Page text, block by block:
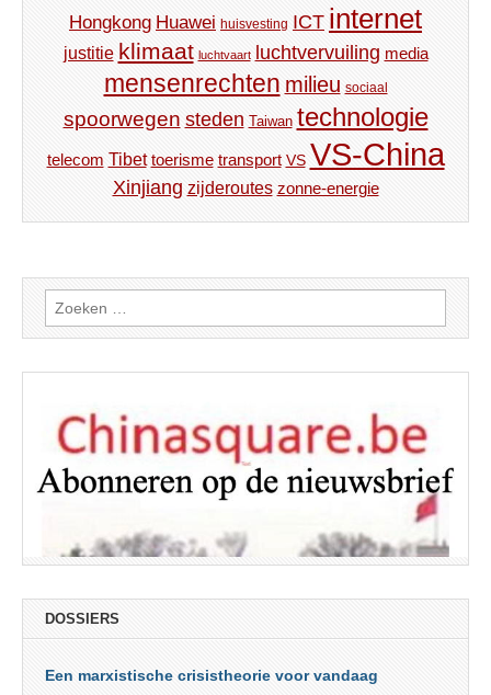
Hongkong Huawei huisvesting ICT internet
justitie klimaat luchtvaart luchtvervuiling media
mensenrechten milieu sociaal
spoorwegen steden Taiwan technologie
telecom Tibet toerisme transport VS VS-China
Xinjiang zijderoutes zonne-energie
Zoeken
naar:
DOSSIERS
Een marxistische crisistheorie voor vandaag